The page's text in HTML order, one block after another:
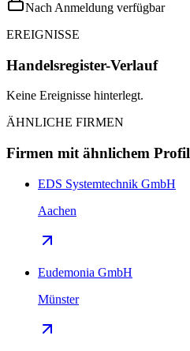
Nach Anmeldung verfügbar
EREIGNISSE
Handelsregister-Verlauf
Keine Ereignisse hinterlegt.
ÄHNLICHE FIRMEN
Firmen mit ähnlichem Profil
EDS Systemtechnik GmbH
Aachen
Eudemonia GmbH
Münster